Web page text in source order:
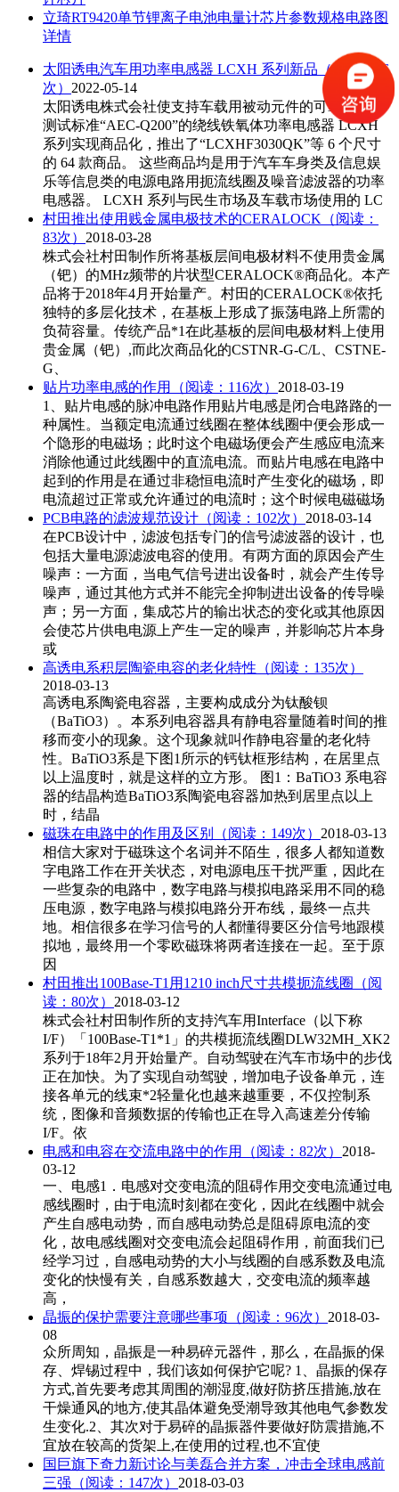
立琦RT9420单节锂离子电池电量计芯片参数规格电路图
详情
太阳诱电汽车用功率电感器 LCXH 系列新品 （阅读：76
次） 2022-05-14
太阳诱电株式会社使支持车载用被动元件的可靠性认证
测试标准“AEC-Q200”的绕线铁氧体功率电感器 LCXH
系列实现商品化，推出了“LCXHF3030QK”等 6 个尺寸
的 64 款商品。 这些商品均是用于汽车车身类及信息娱
乐等信息类的电源电路用扼流线圈及噪音滤波器的功率
电感器。 LCXH 系列与民生市场及车载市场使用的 LC
村田推出使用贱金属电极技术的CERALOCK （阅读：
83次） 2018-03-28
株式会社村田制作所将基板层间电极材料不使用贵金属
（钯）的MHz频带的片状型CERALOCK®商品化。本产
品将于2018年4月开始量产。村田的CERALOCK®依托
独特的多层化技术，在基板上形成了振荡电路上所需的
负荷容量。传统产品*1在此基板的层间电极材料上使用
贵金属（钯）,而此次商品化的CSTNR-G-C/L、CSTNE-
G、
贴片功率电感的作用
（阅读：116次） 2018-03-19
1、贴片电感的脉冲电路作用贴片电感是闭合电路路的一
种属性。当额定电流通过线圈在整体线圈中便会形成一
个隐形的电磁场；此时这个电磁场便会产生感应电流来
消除他通过此线圈中的直流电流。而贴片电感在电路中
起到的作用是在通过非稳恒电流时产生变化的磁场，即
电流超过正常或允许通过的电流时；这个时候电磁磁场
PCB电路的滤波规范设计 （阅读：102次） 2018-03-14
在PCB设计中，滤波包括专门的信号滤波器的设计，也
包括大量电源滤波电容的使用。有两方面的原因会产生
噪声：一方面，当电气信号进出设备时，就会产生传导
噪声，通过其他方式并不能完全抑制进出设备的传导噪
声；另一方面，集成芯片的输出状态的变化或其他原因
会使芯片供电电源上产生一定的噪声，并影响芯片本身
或
高诱电系积层陶瓷电容的老化特性 （阅读：135次）
2018-03-13
高诱电系陶瓷电容器，主要构成成分为钛酸钡
（BaTiO3）。本系列电容器具有静电容量随着时间的推
移而变小的现象。这个现象就叫作静电容量的老化特
性。BaTiO3系是下图1所示的钙钛框形结构，在居里点
以上温度时，就是这样的立方形。 图1：BaTiO3 系电容
器的结晶构造BaTiO3系陶瓷电容器加热到居里点以上
时，结晶
磁珠在电路中的作用及区别
（阅读：149次） 2018-03-13
相信大家对于磁珠这个名词并不陌生，很多人都知道数
字电路工作在开关状态，对电源电压干扰严重，因此在
一些复杂的电路中，数字电路与模拟电路采用不同的稳
压电源，数字电路与模拟电路分开布线，最终一点共
地。相信很多在学习信号的人都懂得要区分信号地跟模
拟地，最终用一个零欧磁珠将两者连接在一起。至于原
因
村田推出100Base-T1用1210 inch尺寸共模扼流线圈
（阅
读：80次） 2018-03-12
株式会社村田制作所的支持汽车用Interface（以下称
I/F）「100Base-T1*1」的共模扼流线圈DLW32MH_XK2
系列于18年2月开始量产。自动驾驶在汽车市场中的步伐
正在加快。为了实现自动驾驶，增加电子设备单元，连
接各单元的线束*2轻量化也越来越重要，不仅控制系
统，图像和音频数据的传输也正在导入高速差分传输
I/F。依
电感和电容在交流电路中的作用
（阅读：82次） 2018-
03-12
一、电感1．电感对交变电流的阻碍作用交变电流通过电
感线圈时，由于电流时刻都在变化，因此在线圈中就会
产生自感电动势，而自感电动势总是阻碍原电流的变
化，故电感线圈对交变电流会起阻碍作用，前面我们已
经学习过，自感电动势的大小与线圈的自感系数及电流
变化的快慢有关，自感系数越大，交变电流的频率越
高，
晶振的保护需要注意哪些事项 （阅读：96次） 2018-03-
08
众所周知，晶振是一种易碎元器件，那么，在晶振的保
存、焊锡过程中，我们该如何保护它呢? 1、晶振的保存
方式,首先要考虑其周围的潮湿度,做好防挤压措施,放在
干燥通风的地方,使其晶体避免受潮导致其他电气参数发
生变化.2、其次对于易碎的晶振器件要做好防震措施,不
宜放在较高的货架上,在使用的过程,也不宜使
国巨旗下奇力新讨论与美磊合并方案，冲击全球电感前
三强 （阅读：147次） 2018-03-03